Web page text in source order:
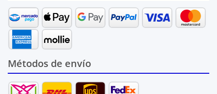
Métodos de envío